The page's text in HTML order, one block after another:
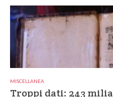
MISCELLANEA
Troppi dati: 243